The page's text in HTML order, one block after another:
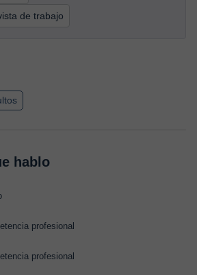
de trabajo
hablo
profesional
profesional